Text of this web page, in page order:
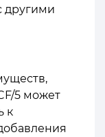
другими
5 может
к